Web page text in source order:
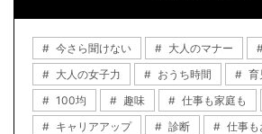
今さら聞けない 大人のマナー
大人の女子力
おうち時間 育
100均
趣味 仕事も家庭も
キャリアアップ
診断
仕事も